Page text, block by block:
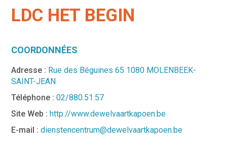
LDC HET BEGIN
COORDONNÉES
Adresse : Rue des Béguines 65 1080 MOLENBEEK-
SAINT-JEAN
Téléphone :02/880.51.57
Site Web : http://www.dewelvaartkapoen.be
E-mail : dienstencentrum@dewelvaartkapoen.be